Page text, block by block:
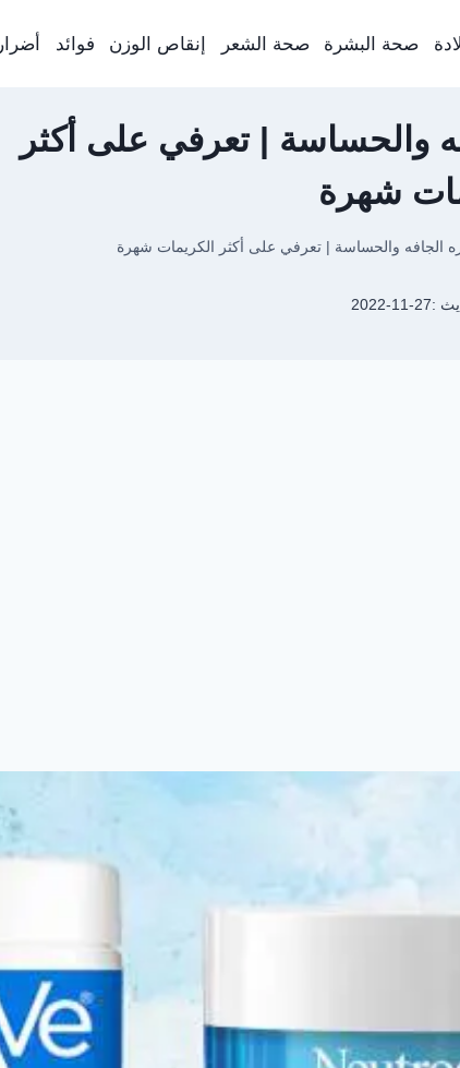
صحة البشرة صحة الشعر إنقاص الوزن فوائد أضرار
والحساسة | تعرفي على أكثر
شهرة
والحساسة | تعرفي على أكثر الكريمات شهرة
:
2022-11-27